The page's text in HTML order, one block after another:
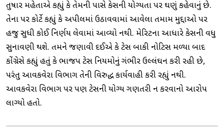
તુષાર મહેતાએ કહ્યું કે તેમની પાસે કેસની યોગ્યતા પર ઘણું કહેવાનું છે.
તેના પર કોર્ટે કહ્યું કે અપીલમાં ઉઠાવવામાં આવેલા તમામ મુદ્દાઓ પર
હજુ સુધી કોઈ નિર્ણય લેવામાં આવ્યો નથી. મેરિટના આધારે કેસની વધુ
સુનાવણી થશે. તમને જણાવી દઈએ કે ટેક્સ બાકી નોટિસ મળ્યા બાદ
કોંગ્રેસે કહ્યું હતું કે ભાજપ ટેક્સ નિયમોનું ગંભીર ઉલ્લંઘન કરી રહી છે,
પરંતુ આવકવેરા વિભાગ તેની વિરુદ્ધ કાર્યવાહી કરી રહ્યું નથી.
આવકવેરા વિભાગ પર પણ ટેક્સની યોગ્ય ગણતરી ન કરવાનો આરોપ
લાગ્યો હતો.